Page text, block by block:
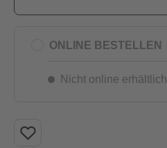
ONLINE BESTELLEN
Nicht online erhältlich